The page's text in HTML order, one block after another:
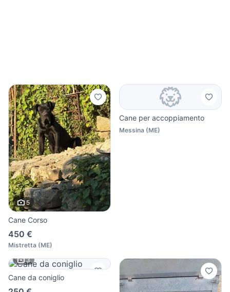
5
Cane Corso
450 €
Mistretta (ME)
Cane per accoppiamento
Messina (ME)
3
Cane da coniglio